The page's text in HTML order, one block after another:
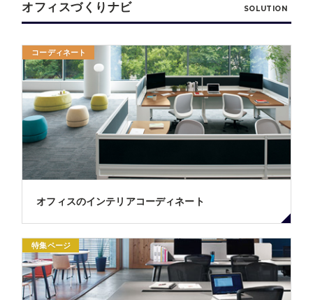
オフィスづくりナビ SOLUTION
コーディネート
オフィスのインテリアコーディネート
特集ページ